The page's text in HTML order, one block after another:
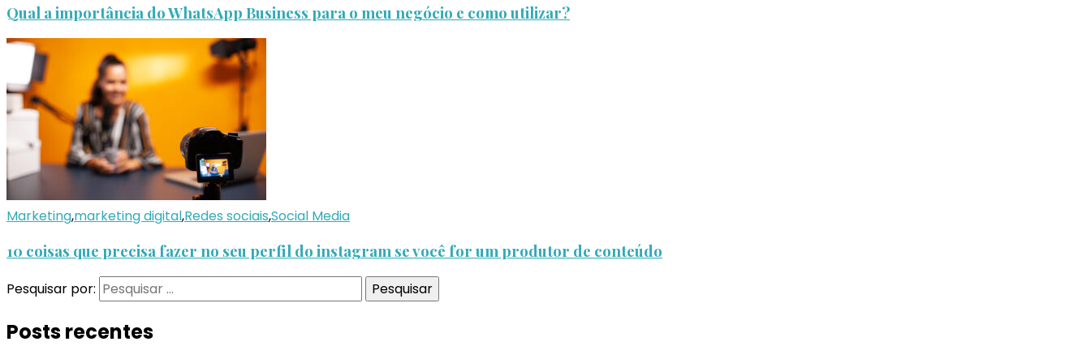
Qual a importância do WhatsApp Business para o meu negócio e como utilizar?
Marketing,marketing digital,Redes sociais,Social Media
10 coisas que precisa fazer no seu perfil do instagram se você for um produtor de conteúdo
Pesquisar por:
Posts recentes